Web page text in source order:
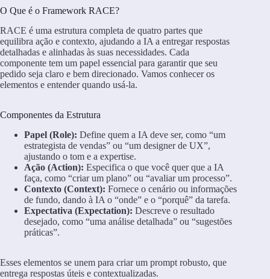
O Que é o Framework RACE?
RACE é uma estrutura completa de quatro partes que
equilibra ação e contexto, ajudando a IA a entregar respostas
detalhadas e alinhadas às suas necessidades. Cada
componente tem um papel essencial para garantir que seu
pedido seja claro e bem direcionado. Vamos conhecer os
elementos e entender quando usá-la.
Componentes da Estrutura
Papel (Role): Define quem a IA deve ser, como “um
estrategista de vendas” ou “um designer de UX”,
ajustando o tom e a expertise.
Ação (Action): Especifica o que você quer que a IA
faça, como “criar um plano” ou “avaliar um processo”.
Contexto (Context): Fornece o cenário ou informações
de fundo, dando à IA o “onde” e o “porquê” da tarefa.
Expectativa (Expectation): Descreve o resultado
desejado, como “uma análise detalhada” ou “sugestões
práticas”.
Esses elementos se unem para criar um prompt robusto, que
entrega respostas úteis e contextualizadas.